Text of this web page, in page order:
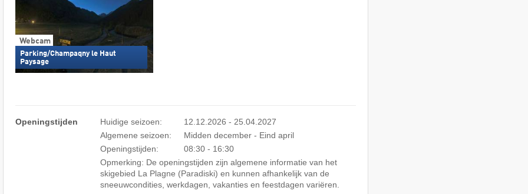
Webcam
Parking/Champaqny le Haut
Paysage
Openingstijden Huidige seizoen:
12.12.2026 - 25.04.2027
Algemene seizoen:
Midden december - Eind april
Openingstijden:
08:30 - 16:30
Opmerking: De openingstijden zijn algemene informatie van het
skigebied La Plagne (Paradiski) en kunnen afhankelijk van de
sneeuwcondities, werkdagen, vakanties en feestdagen variëren.